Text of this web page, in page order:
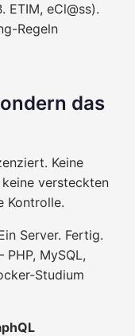
ETIM, eCl@ss).
Regeln
das
Keine
versteckten
Kontrolle.
Server. Fertig.
MySQL,
Studium